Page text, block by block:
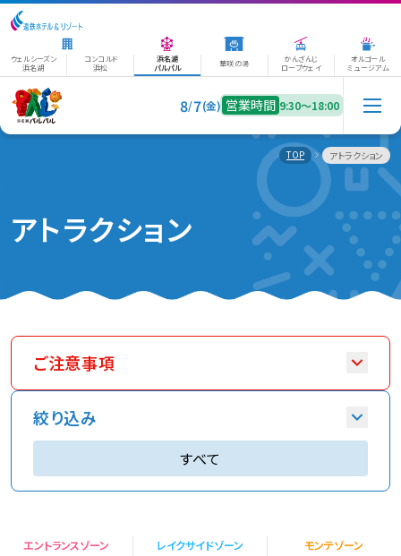
ウェルシーズン
浜名湖
コンコルド
浜松
浜名湖
パルパル
華咲の湯
かんざんじ
ロープウェイ
オルゴール
ミュージアム
8/7(金) 営業時間 9:30〜18:00
TOP アトラクション
アトラクション
ご注意事項
アトラクションごとに身長・年齢制限があり、フリ
アトラクションは3歳から有料で同伴の方も有料
ものがあります。
絞り込み
すべて
年齢
エントランスゾーン レイクサイドゾーン モンテゾーン